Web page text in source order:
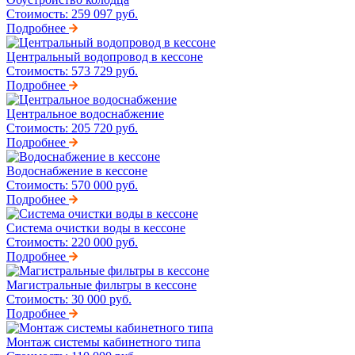
Стоимость: 259 097 руб.
Подробнее
Центральный водопровод в кессоне
Стоимость: 573 729 руб.
Подробнее
Центральное водоснабжение
Стоимость: 205 720 руб.
Подробнее
Водоснабжение в кессоне
Стоимость: 570 000 руб.
Подробнее
Система очистки воды в кессоне
Стоимость: 220 000 руб.
Подробнее
Магистральные фильтры в кессоне
Стоимость: 30 000 руб.
Подробнее
Монтаж системы кабинетного типа